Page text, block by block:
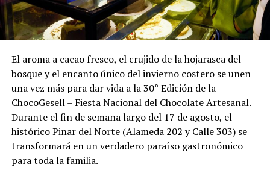
El aroma a cacao fresco, el crujido de la hojarasca del
bosque y el encanto único del invierno costero se unen
una vez más para dar vida a la 30° Edición de la
ChocoGesell – Fiesta Nacional del Chocolate Artesanal.
Durante el fin de semana largo del 17 de agosto, el
histórico Pinar del Norte (Alameda 202 y Calle 303) se
transformará en un verdadero paraíso gastronómico
para toda la familia.